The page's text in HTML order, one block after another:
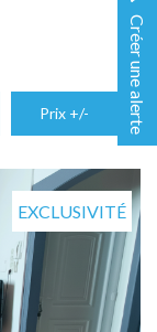
Créer une alerte
Prix +/-
EXCLUSIVITÉ